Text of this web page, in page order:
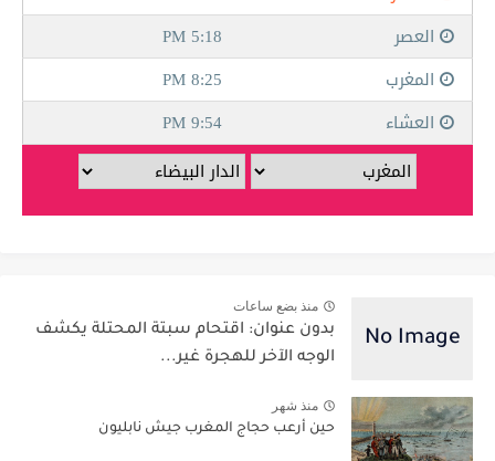
منذ بضع ساعات
بدون عنوان: اقتحام سبتة المحتلة يكشف
الوجه الآخر للهجرة غير...
منذ شهر
حين أرعب حجاج المغرب جيش نابليون